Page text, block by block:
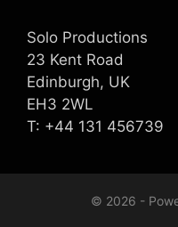
Solo Productions
23 Kent Road
Edinburgh, UK
EH3 2WL
T: +44 131 456739
© 2026 -